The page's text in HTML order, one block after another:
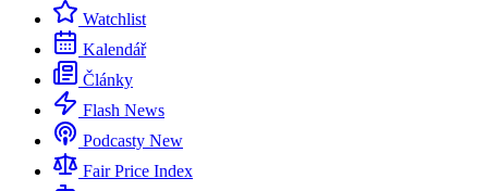
Watchlist
Kalendář
Články
Flash News
Podcasty New
Fair Price Index